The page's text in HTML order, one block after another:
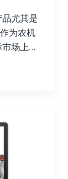
尤其是
为农机
场上极
关键瓶
线上营